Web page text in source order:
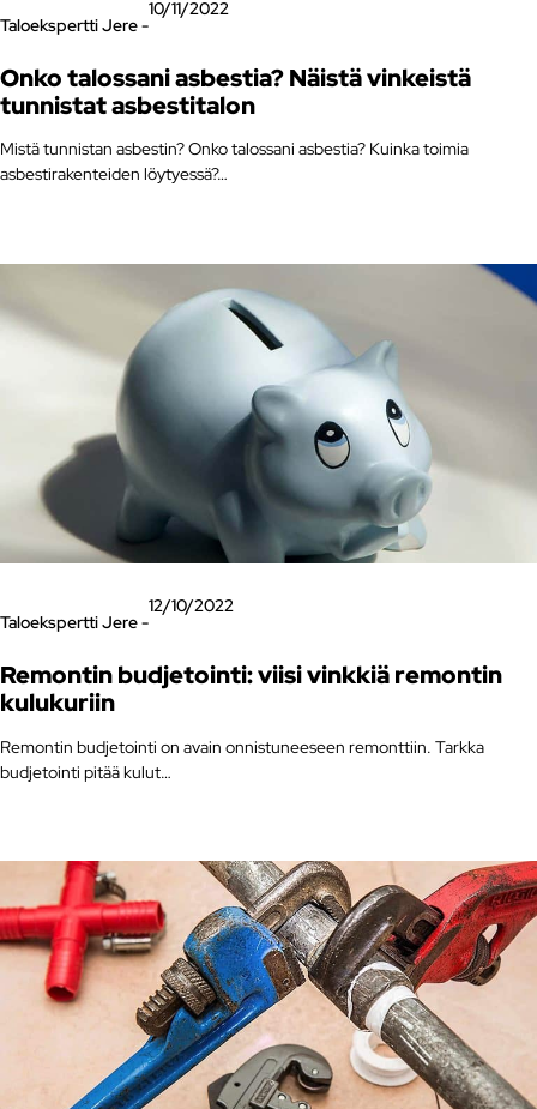
Taloekspertti Jere -
10/11/2022
Onko talossani asbestia? Näistä vinkeistä
tunnistat asbestitalon
Mistä tunnistan asbestin? Onko talossani asbestia? Kuinka toimia
asbestirakenteiden löytyessä?…
Taloekspertti Jere -
12/10/2022
Remontin budjetointi: viisi vinkkiä remontin
kulukuriin
Remontin budjetointi on avain onnistuneeseen remonttiin. Tarkka
budjetointi pitää kulut…